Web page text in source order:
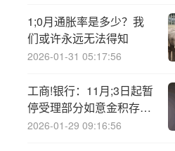
1;0月通胀率是多少？我
们或许永远无法得知
2026-01-31 05:17:56
工商!银行：11月;3日起暂
停受理部分如意金积存业
务申请
2026-01-29 09:16:56